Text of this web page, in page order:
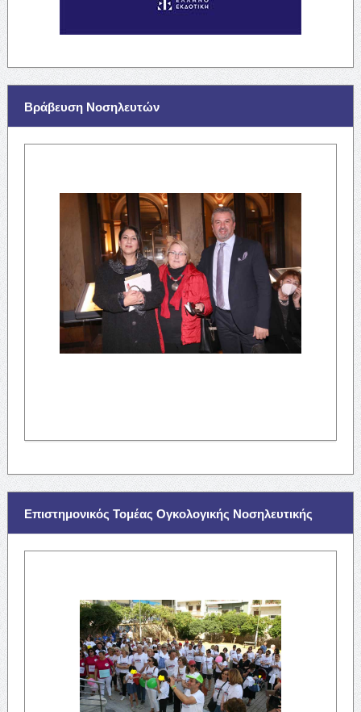
Βράβευση Νοσηλευτών
Επιστημονικός Τομέας Ογκολογικής Νοσηλευτικής